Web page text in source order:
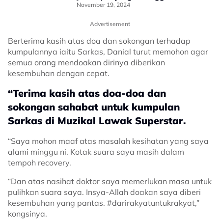
“Mungkin Ramai Pertikaikan…”
November 19, 2024
Advertisement
Berterima kasih atas doa dan sokongan terhadap
kumpulannya iaitu Sarkas, Danial turut memohon agar
semua orang mendoakan dirinya diberikan
kesembuhan dengan cepat.
“Terima kasih atas doa-doa dan
sokongan sahabat untuk kumpulan
Sarkas di Muzikal Lawak Superstar.
“Saya mohon maaf atas masalah kesihatan yang saya
alami minggu ni. Kotak suara saya masih dalam
tempoh recovery.
“Dan atas nasihat doktor saya memerlukan masa untuk
pulihkan suara saya. Insya-Allah doakan saya diberi
kesembuhan yang pantas. #darirakyatuntukrakyat,”
kongsinya.